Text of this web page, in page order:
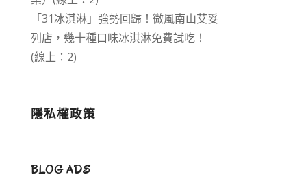
「31冰淇淋」強勢回歸！微風南山艾妥
列店，幾十種口味冰淇淋免費試吃！
(線上：2)
隱私權政策
BLOG ADS